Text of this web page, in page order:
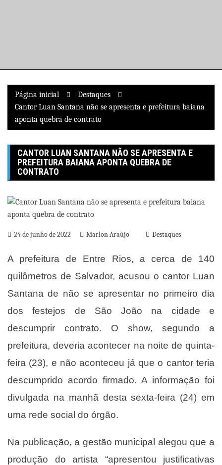
Página inicial
Destaques
Cantor Luan Santana não se apresenta e prefeitura baiana
aponta quebra de contrato
CANTOR LUAN SANTANA NÃO SE APRESENTA E
PREFEITURA BAIANA APONTA QUEBRA DE
CONTRATO
24 de junho de 2022 Marlon Araújo Destaques
A prefeitura de Entre Rios, a cerca de 140
quilômetros de Salvador, acusou o cantor Luan
Santana de não se apresentar no primeiro dia
dos festejos de São João na cidade e
descumprir contrato. O show, segundo a
prefeitura, deveria acontecer na noite de quinta-
feira (23), e não aconteceu já que o cantor teria
descumprido acordo firmado. A informação foi
divulgada na manhã desta sexta-feira (24) em
uma rede social do órgão.
Na publicação, a gestão municipal alegou que a
produção do artista “apresentou justificativas